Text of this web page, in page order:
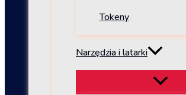
Tokeny
Narzędzia i latarki